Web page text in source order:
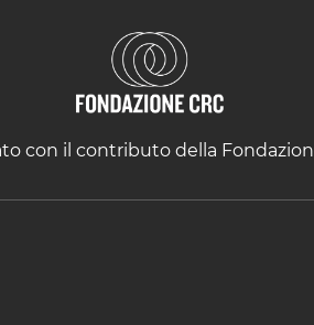
con il contributo della